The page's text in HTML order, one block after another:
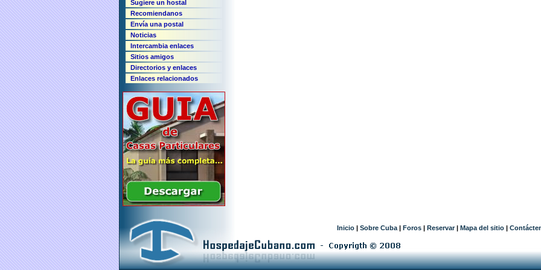
Sugiere un hostal
Recomiendanos
Envía una postal
Noticias
Intercambia enlaces
Sitios amigos
Directorios y enlaces
Enlaces relacionados
Inicio | Sobre Cuba | Foros | Reservar| Mapa del sitio |